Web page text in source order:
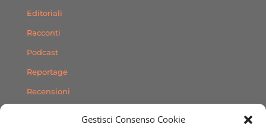
Gestisci Consenso Cookie
Editoriali
Racconti
Podcast
Reportage
Recensioni